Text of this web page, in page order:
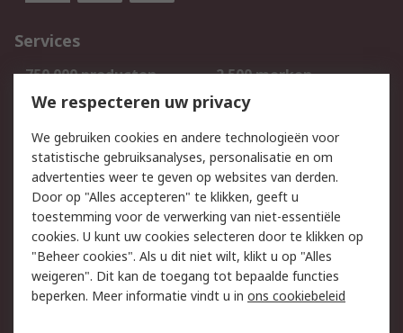
Services
750.000 producten
2.500 merken
Bestellen
Inkoopoplossingen
Track & Trace
Wettelijk
Cookiebeleid
Email veiligheid
Privacybeleid
Websitevoorwaarden
Algemene
verkoopvoorwaarden
We respecteren uw privacy
We gebruiken cookies en andere technologieën voor
statistische gebruiksanalyses, personalisatie en om
advertenties weer te geven op websites van derden.
Door op "Alles accepteren" te klikken, geeft u
toestemming voor de verwerking van niet-essentiële
cookies. U kunt uw cookies selecteren door te klikken op
"Beheer cookies". Als u dit niet wilt, klikt u op "Alles
weigeren". Dit kan de toegang tot bepaalde functies
beperken. Meer informatie vindt u in ons cookiebeleid